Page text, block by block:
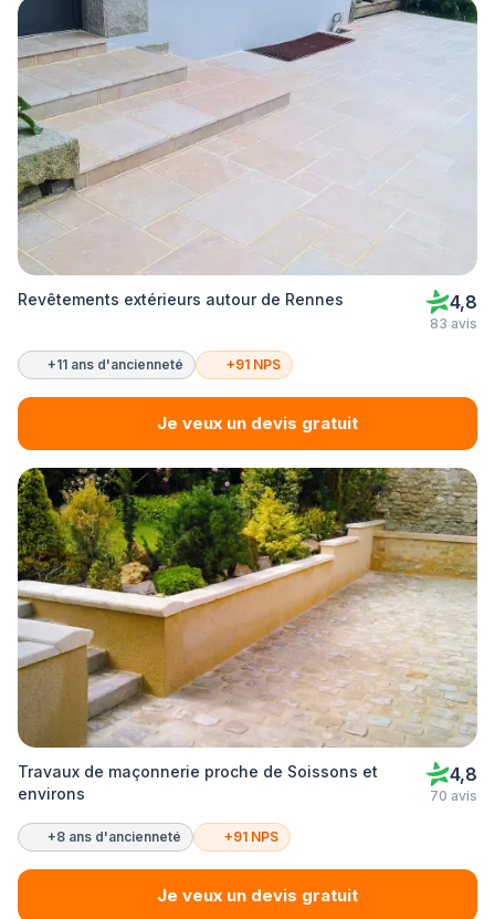
Revêtements extérieurs autour de Rennes 4,8
83 avis
+11 ans d'ancienneté +91 NPS
Je veux un devis gratuit
Travaux de maçonnerie proche de Soissons et
environs
4,8
70 avis
+8 ans d'ancienneté +91 NPS
Je veux un devis gratuit